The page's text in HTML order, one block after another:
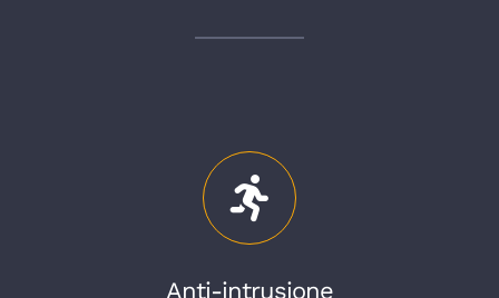
Anti-intrusione